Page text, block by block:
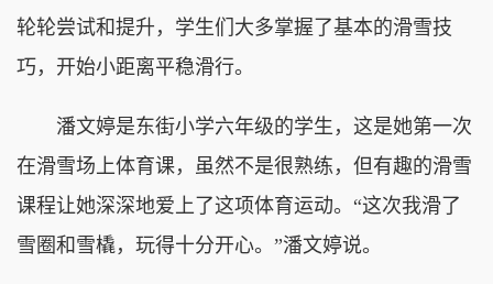
轮轮尝试和提升，学生们大多掌握了基本的滑雪技
巧，开始小距离平稳滑行。
潘文婷是东街小学六年级的学生，这是她第一次
在滑雪场上体育课，虽然不是很熟练，但有趣的滑雪
课程让她深深地爱上了这项体育运动。“这次我滑了
雪圈和雪橇，玩得十分开心。”潘文婷说。